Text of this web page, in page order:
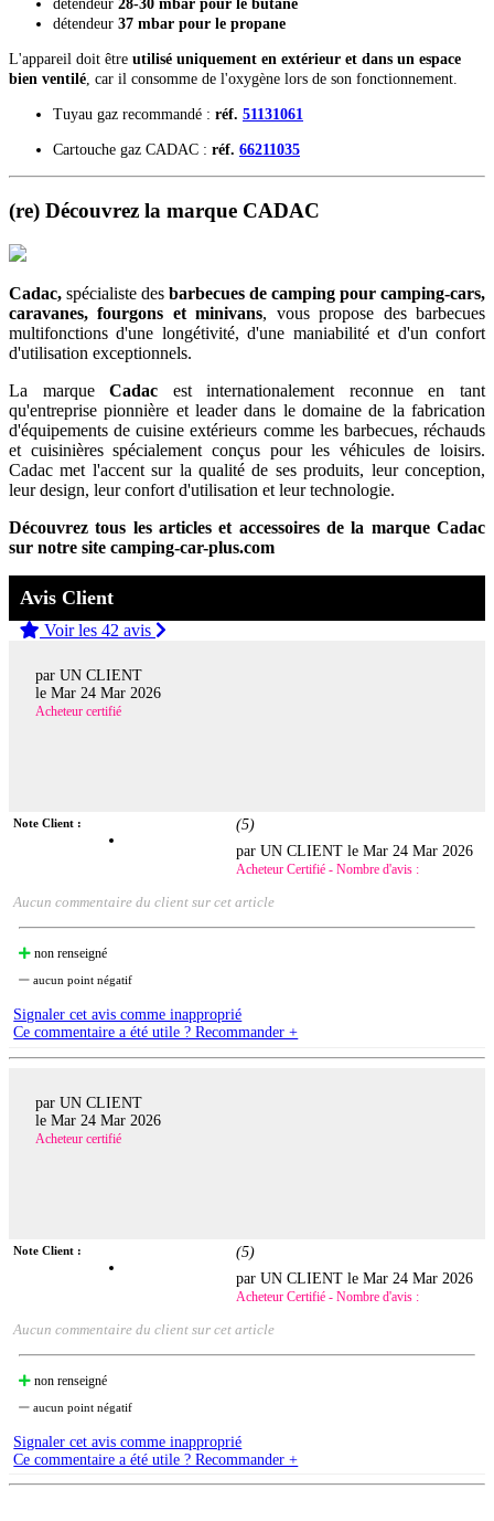
détendeur 28-30 mbar pour le butane
détendeur 37 mbar pour le propane
L'appareil doit être utilisé uniquement en extérieur et dans un espace
bien ventilé, car il consomme de l'oxygène lors de son fonctionnement.
Tuyau gaz recommandé : réf. 51131061
Cartouche gaz CADAC : réf. 66211035
(re) Découvrez la marque CADAC
Cadac, spécialiste des barbecues de camping pour camping-cars,
caravanes, fourgons et minivans, vous propose des barbecues
multifonctions d'une longétivité, d'une maniabilité et d'un confort
d'utilisation exceptionnels.
La marqueCadac est internationalement reconnue en tant
qu'entreprise pionnière et leader dans le domaine de la fabrication
d'équipements de cuisine extérieurs comme les barbecues, réchauds
et cuisinières spécialement conçus pour les véhicules de loisirs.
Cadac met l'accent sur la qualité de ses produits, leur conception,
leur design, leur confort d'utilisation et leur technologie.
Découvrez tous les articles et accessoires de la marque Cadac
sur notre site camping-car-plus.com
Avis Client
Voir les 42 avis
par UN CLIENT
le Mar 24 Mar 2026
Acheteur certifié
Note Client : (5)
par UN CLIENT leMar 24 Mar 2026
Acheteur Certifié - Nombre d'avis :
Aucun commentaire du client sur cet article
non renseigné
aucun point négatif
Signaler cet avis comme inapproprié
Ce commentaire a été utile ? Recommander +
par UN CLIENT
le Mar 24 Mar 2026
Acheteur certifié
Note Client : (5)
par UN CLIENT leMar 24 Mar 2026
Acheteur Certifié - Nombre d'avis :
Aucun commentaire du client sur cet article
non renseigné
aucun point négatif
Signaler cet avis comme inapproprié
Ce commentaire a été utile ? Recommander +